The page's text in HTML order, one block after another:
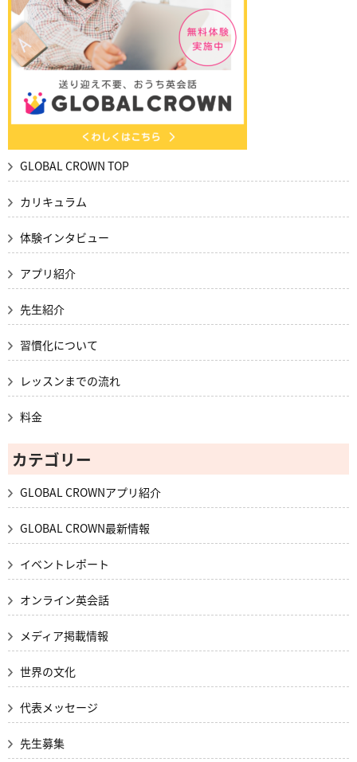
GLOBAL CROWN TOP
カリキュラム
体験インタビュー
アプリ紹介
先生紹介
習慣化について
レッスンまでの流れ
料金
カテゴリー
GLOBAL CROWNアプリ紹介
GLOBAL CROWN最新情報
イベントレポート
オンライン英会話
メディア掲載情報
世界の文化
代表メッセージ
先生募集